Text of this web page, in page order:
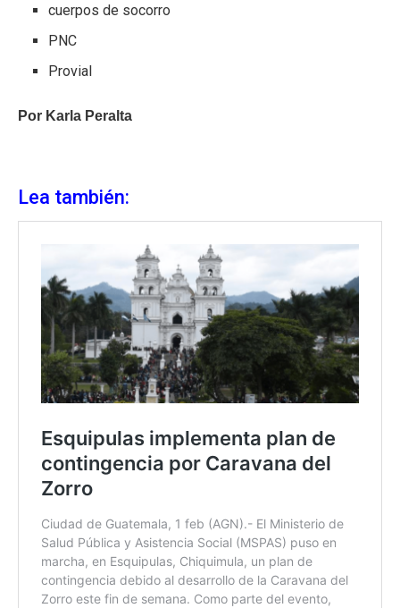
cuerpos de socorro
PNC
Provial
Por Karla Peralta
Lea también: